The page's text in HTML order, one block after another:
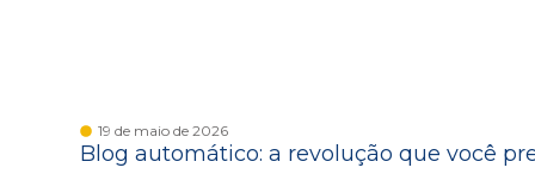
19 de maio de 2026
Blog automático: a revolução que você